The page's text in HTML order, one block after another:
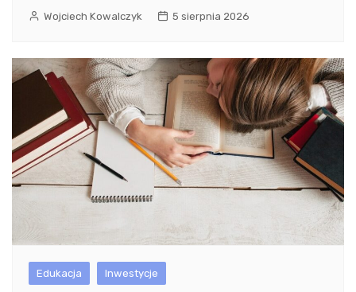
Wojciech Kowalczyk 5 sierpnia 2026
Edukacja Inwestycje